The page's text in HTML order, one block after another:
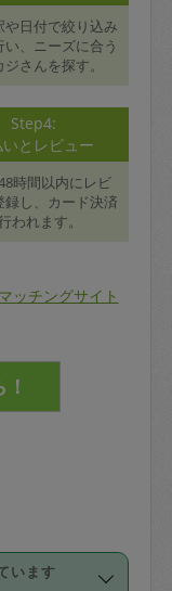
や日付で絞り込み
い、ニーズに合う
ジさんを探す。
Step4:
とレビュー
時間以内にレビ
録し、カード決済
われます。
ッチングサイト
います